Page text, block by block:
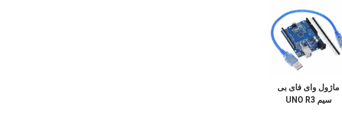
ماژول وای فای بی
سیم UNO R3